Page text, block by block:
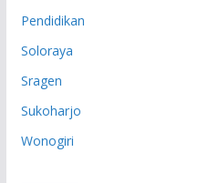
Pendidikan
Soloraya
Sragen
Sukoharjo
Wonogiri